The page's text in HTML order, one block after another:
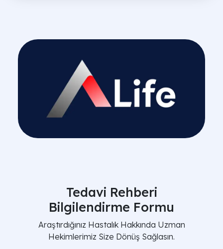
Tedavi Rehberi
Bilgilendirme Formu
Araştırdığınız Hastalık Hakkında Uzman
Hekimlerimiz Size Dönüş Sağlasın.